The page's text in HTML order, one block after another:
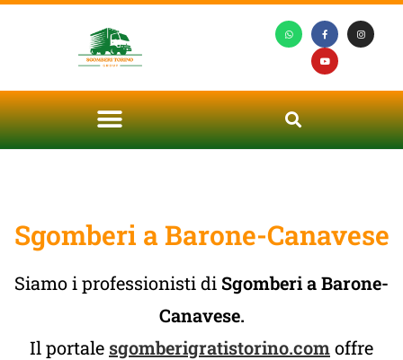
Sgomberi a Barone-Canavese
Siamo i professionisti di Sgomberi a Barone-
Canavese.
Il portale sgomberigratistorino.comoffre